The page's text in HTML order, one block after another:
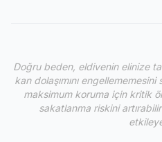
Doğru beden, eldivenin elinize
kan dolaşımını
maksimum koruma için kritik
sakatlanma riskini